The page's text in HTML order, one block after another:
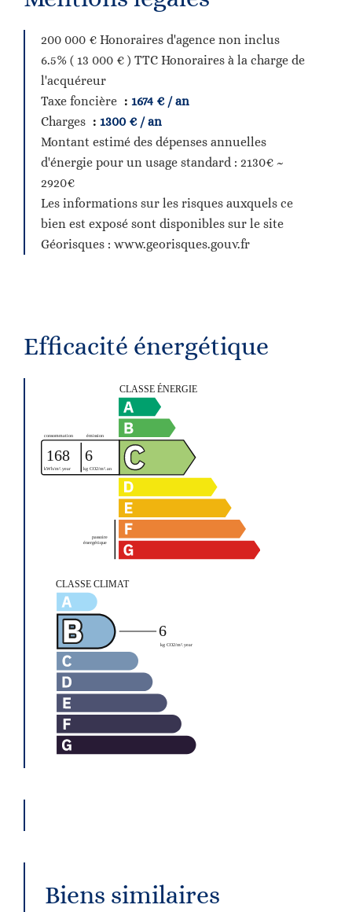
200 000 € Honoraires d'agence non inclus
6.5% ( 13 000 € ) TTC Honoraires à la charge de
l'acquéreur
Taxe foncière
1674 € / an
Charges
1300 € / an
Montant estimé des dépenses annuelles
d'énergie pour un usage standard : 2130€ ~
2920€
Les informations sur les risques auxquels ce
bien est exposé sont disponibles sur le site
Géorisques : www.georisques.gouv.fr
Efficacité énergétique
Biens similaires